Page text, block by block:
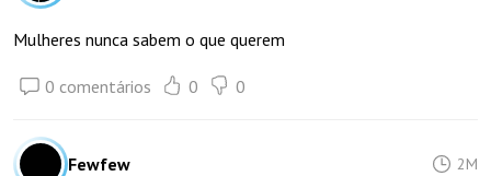
Mulheres nunca sabem o que querem
0 comentários 0 0
Fewfew 2M